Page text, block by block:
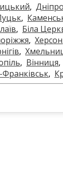
, Дніпро
,
, Біла
, Херсон
,
, Вінниця,
Франківськ,